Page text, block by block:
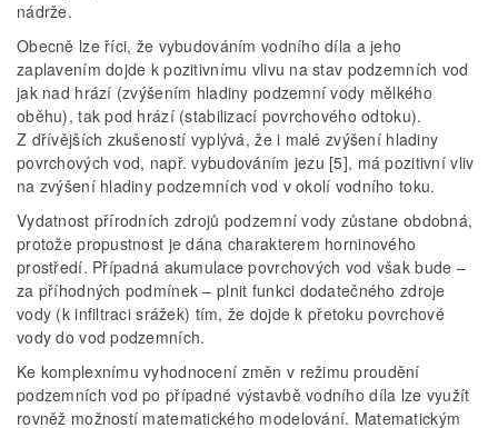
nádrže.
Obecně lze říci, že vybudováním vodního díla a jeho
zaplavením dojde k pozitivnímu vlivu na stav podzemních vod
jak nad hrází (zvýšením hladiny podzemní vody mělkého
oběhu), tak pod hrází (stabilizací povrchového odtoku).
Z dřívějších zkušeností vyplývá, že i malé zvýšení hladiny
povrchových vod, např. vybudováním jezu [5], má pozitivní vliv
na zvýšení hladiny podzemních vod v okolí vodního toku.
Vydatnost přírodních zdrojů podzemní vody zůstane obdobná,
protože propustnost je dána charakterem horninového
prostředí. Případná akumulace povrchových vod však bude –
za příhodných podmínek – plnit funkci dodatečného zdroje
vody (k infiltraci srážek) tím, že dojde k přetoku povrchové
vody do vod podzemních.
Ke komplexnímu vyhodnocení změn v režimu proudění
podzemních vod po případné výstavbě vodního díla lze využít
rovněž možností matematického modelování. Matematickým